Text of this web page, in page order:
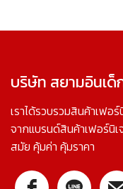
บริษัท สยามอินเด็
เราได้รวบรวมสินค้าเฟอ
จากแบรนด์สินค้าเฟอร์
สมัย คุ้มค่า คุ้มราคา